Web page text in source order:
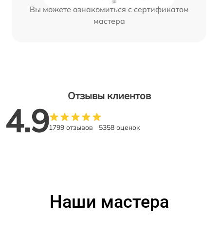
Вы можете ознакомиться с сертификатом
мастера
Отзывы клиентов
4.91799 отзывов 5358 оценок
Наши мастера